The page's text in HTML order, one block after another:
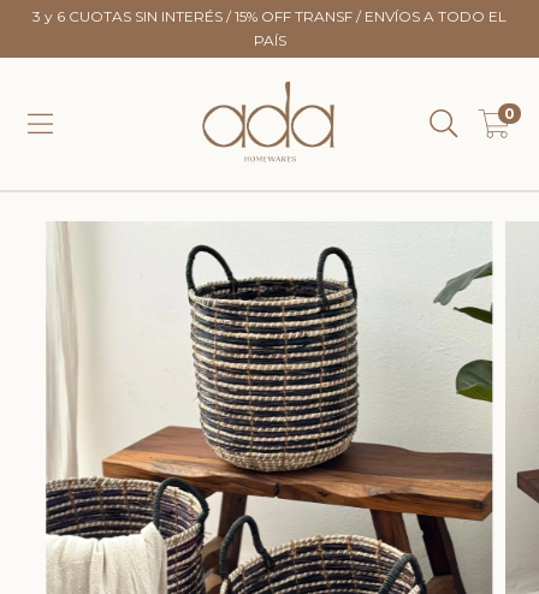
3 y 6 CUOTAS SIN INTERÉS / 15% OFF TRANSF / ENVÍOS A TODO EL
PAÍS
0